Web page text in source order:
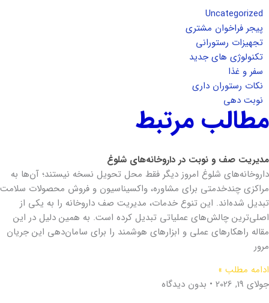
Uncategorized
پیجر فراخوان مشتری
تجهیزات رستورانی
تکنولوژی های جدید
سفر و غذا
نکات رستوران داری
نوبت دهی
مطالب مرتبط
مدیریت صف و نوبت در داروخانه‌های شلوغ
داروخانه‌های شلوغ امروز دیگر فقط محل تحویل نسخه نیستند؛ آن‌ها به
مراکزی چندخدمتی برای مشاوره، واکسیناسیون و فروش محصولات سلامت
تبدیل شده‌اند. این تنوع خدمات، مدیریت صف داروخانه را به یکی از
اصلی‌ترین چالش‌های عملیاتی تبدیل کرده است. به همین دلیل در این
مقاله راهکارهای عملی و ابزارهای هوشمند را برای سامان‌دهی این جریان
مرور
ادامه مطلب »
جولای 19, 2026
بدون دیدگاه